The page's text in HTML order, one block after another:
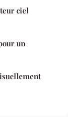
ciel
un